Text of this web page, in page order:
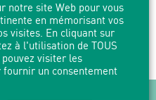
notre site Web pour vous
en mémorisant vos
visites. En cliquant sur
à l'utilisation de TOUS
visiter les
un consentement